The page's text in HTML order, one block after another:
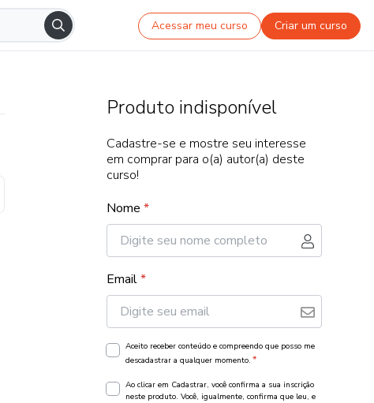
Acessar meu curso Criar um curso
Produto indisponível
Cadastre-se e mostre seu interesse
em comprar para o(a) autor(a) deste
curso!
Nome *
Email*
Aceito receber conteúdo e compreendo que posso me
descadastrar a qualquer momento. *
Ao clicar em Cadastrar, você confirma a sua inscrição
neste produto. Você, igualmente, confirma que leu, e